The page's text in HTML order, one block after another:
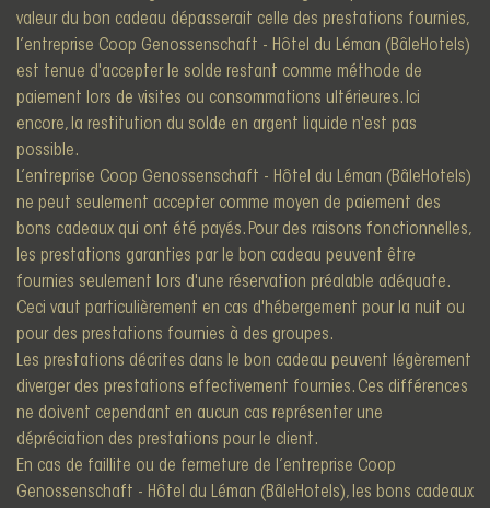
valeur du bon cadeau dépasserait celle des prestations fournies,
l’entreprise Coop Genossenschaft - Hôtel du Léman (BâleHotels)
est tenue d'accepter le solde restant comme méthode de
paiement lors de visites ou consommations ultérieures. Ici
encore, la restitution du solde en argent liquide n'est pas
possible.
L’entreprise Coop Genossenschaft - Hôtel du Léman (BâleHotels)
ne peut seulement accepter comme moyen de paiement des
bons cadeaux qui ont été payés. Pour des raisons fonctionnelles,
les prestations garanties par le bon cadeau peuvent être
fournies seulement lors d'une réservation préalable adéquate.
Ceci vaut particulièrement en cas d'hébergement pour la nuit ou
pour des prestations fournies à des groupes.
Les prestations décrites dans le bon cadeau peuvent légèrement
diverger des prestations effectivement fournies. Ces différences
ne doivent cependant en aucun cas représenter une
dépréciation des prestations pour le client.
En cas de faillite ou de fermeture de l’entreprise Coop
Genossenschaft - Hôtel du Léman (BâleHotels), les bons cadeaux